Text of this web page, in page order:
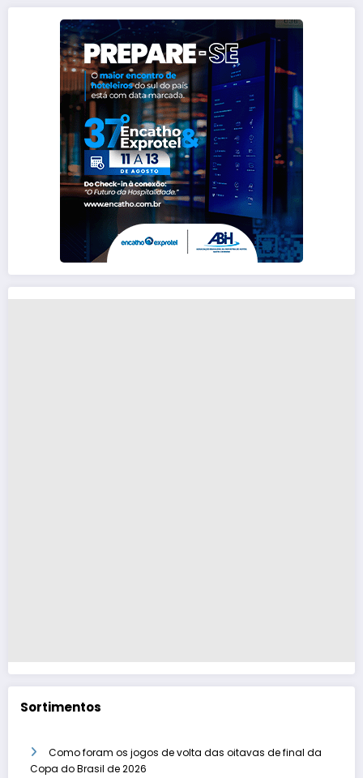
Sortimentos
Como foram os jogos de volta das oitavas de final da
Copa do Brasil de 2026